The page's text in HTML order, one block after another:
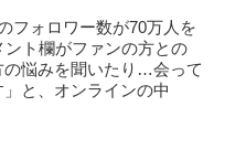
フォロワー数が70万人を
ト欄がファンの方との
の悩みを聞いたり…会って
と、オンラインの中